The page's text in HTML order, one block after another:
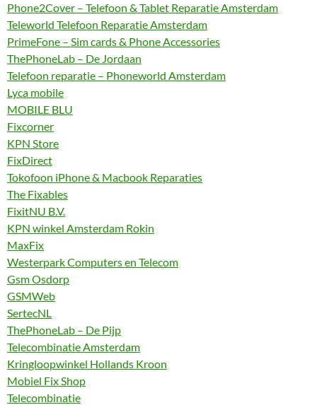
Phone2Cover – Telefoon & Tablet Reparatie Amsterdam
Teleworld Telefoon Reparatie Amsterdam
PrimeFone – Sim cards & Phone Accessories
ThePhoneLab – De Jordaan
Telefoon reparatie – Phoneworld Amsterdam
Lyca mobile
MOBILE BLU
Fixcorner
KPN Store
FixDirect
Tokofoon iPhone & Macbook Reparaties
The Fixables
FixitNU B.V.
KPN winkel Amsterdam Rokin
MaxFix
Westerpark Computers en Telecom
Gsm Osdorp
GSMWeb
SertecNL
ThePhoneLab – De Pijp
Telecombinatie Amsterdam
Kringloopwinkel Hollands Kroon
Mobiel Fix Shop
Telecombinatie